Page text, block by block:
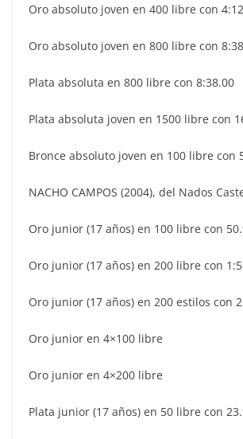
Oro absoluto joven en 400 libre con
Oro absoluto joven en 800 libre con
Plata absoluta en 800 libre con 8:38.00
Plata absoluta joven en 1500 libre con
Bronce absoluto joven en 100 libre con
NACHO CAMPOS (2004), del Nados
Oro junior (17 años) en 100 libre con
Oro junior (17 años) en 200 libre con
Oro junior (17 años) en 200 estilos con
Oro junior en 4×100 libre
Oro junior en 4×200 libre
Plata junior (17 años) en 50 libre con